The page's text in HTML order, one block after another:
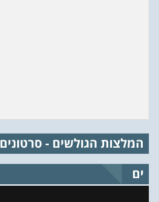
המלצות הגולשים - סרטונים
ים